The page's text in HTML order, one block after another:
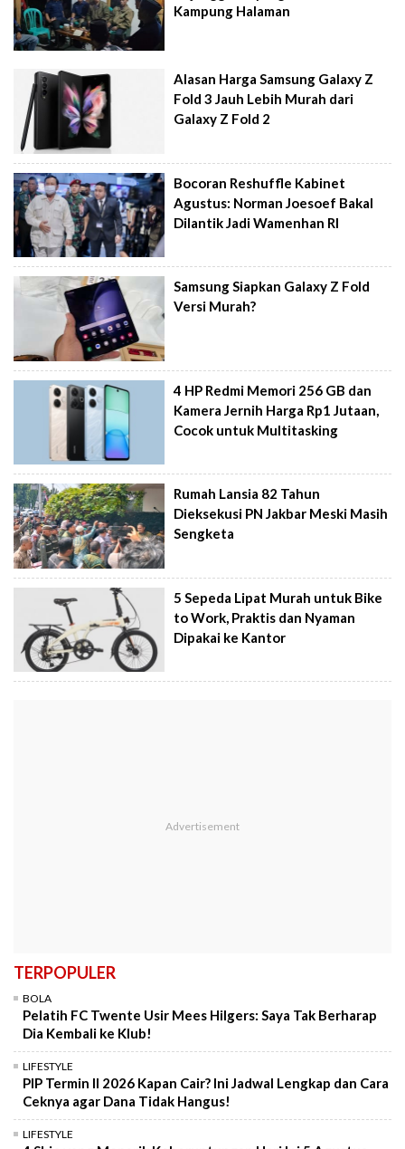
Kampung Halaman
Alasan Harga Samsung Galaxy Z
Fold 3 Jauh Lebih Murah dari
Galaxy Z Fold 2
Bocoran Reshuffle Kabinet
Agustus: Norman Joesoef Bakal
Dilantik Jadi Wamenhan RI
Samsung Siapkan Galaxy Z Fold
Versi Murah?
4 HP Redmi Memori 256 GB dan
Kamera Jernih Harga Rp1 Jutaan,
Cocok untuk Multitasking
Rumah Lansia 82 Tahun
Dieksekusi PN Jakbar Meski Masih
Sengketa
5 Sepeda Lipat Murah untuk Bike
to Work, Praktis dan Nyaman
Dipakai ke Kantor
TERPOPULER
BOLA
Pelatih FC Twente Usir Mees Hilgers: Saya Tak Berharap
Dia Kembali ke Klub!
LIFESTYLE
PIP Termin II 2026 Kapan Cair? Ini Jadwal Lengkap dan Cara
Ceknya agar Dana Tidak Hangus!
LIFESTYLE